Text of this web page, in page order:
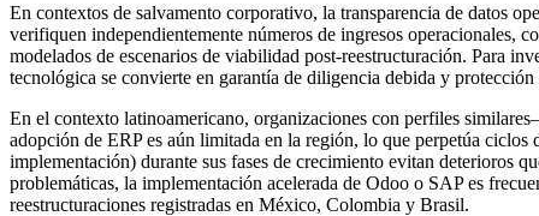
En contextos de salvamento corporativo, la transparencia de datos
verifiquen independientemente números de ingresos operacionales,
modelados de escenarios de viabilidad post-reestructuración. Para
tecnológica se convierte en garantía de diligencia debida y protección
En el contexto latinoamericano, organizaciones con perfiles
adopción de ERP es aún limitada en la región, lo que perpetúa
implementación) durante sus fases de crecimiento evitan deterioros
problemáticas, la implementación acelerada de Odoo o SAP es
reestructuraciones registradas en México, Colombia y Brasil.